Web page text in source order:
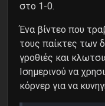
στο 1-0.
Ένα βίντεο που
τους παίκτες των
γροθιές και
Ισημερινού να
κόρνερ για να